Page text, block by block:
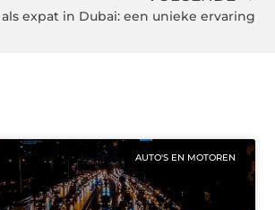
expat in Dubai: een unieke ervaring
AUTO'S EN MOTOREN